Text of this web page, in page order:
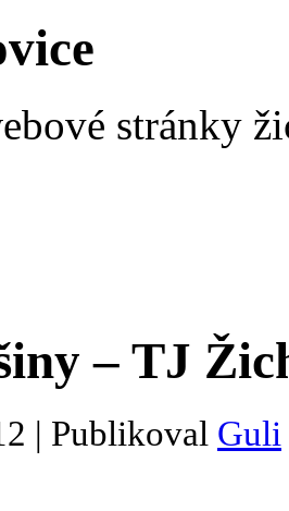
stránky
– TJ
| Publikoval Guli